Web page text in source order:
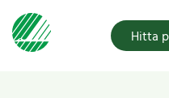
Hitta